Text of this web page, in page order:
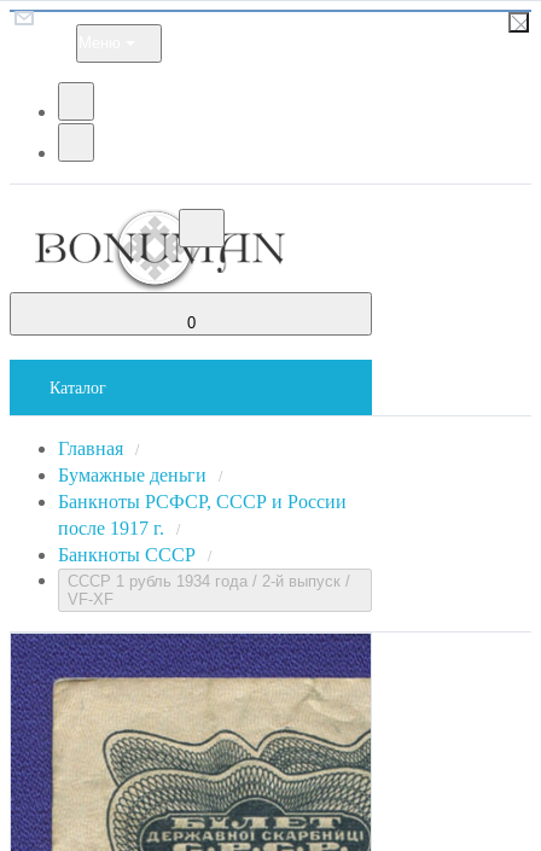
0
Каталог
Главная /
Бумажные деньги /
Банкноты РСФСР, СССР и России
после 1917 г.
/
Банкноты СССР /
СССР 1 рубль 1934 года / 2-й выпуск /
VF-XF